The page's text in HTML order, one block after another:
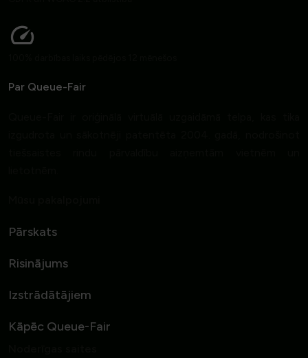
Par Queue-Fair
Pārskats
Risinājums
Izstrādātājiem
Kāpēc Queue-Fair